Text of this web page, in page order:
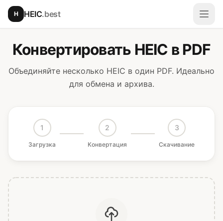
Перейти к основному содержимому
H HEIC.best
Конвертировать HEIC в PDF
Объединяйте несколько HEIC в один PDF. Идеально
для обмена и архива.
1
Загрузка
2
Конвертация
3
Скачивание